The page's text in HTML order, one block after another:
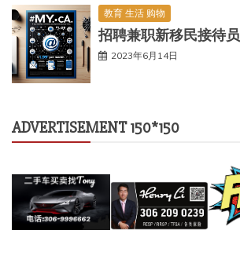
教育 生活 购物
招聘兼职新移民接待员
2023年6月14日
ADVERTISEMENT 150*150